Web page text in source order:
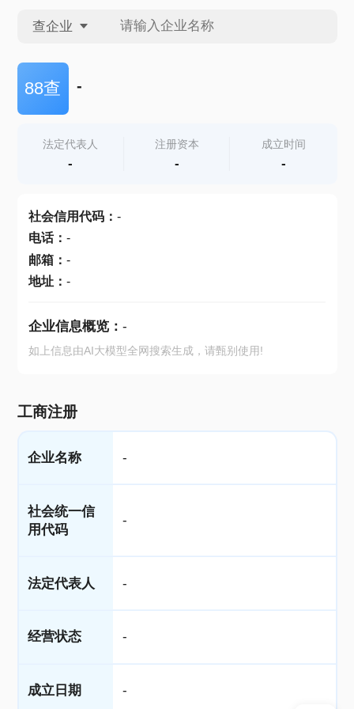
查企业
查企业
查产地
88查 -
法定代表人
-
注册资本
-
成立时间
-
社会信用代码： -
电话： -
邮箱： -
地址： -
企业信息概览： -
如上信息由AI大模型全网搜索生成，请甄别使用!
工商注册
企业名称 -
社会统一信
用代码
-
法定代表人 -
经营状态 -
成立日期 -